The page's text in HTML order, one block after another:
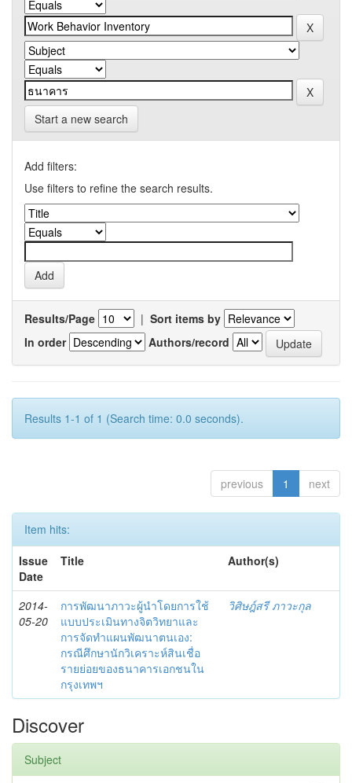
Start a new search
Add filters:
Use filters to refine the search results.
Results/Page | Sort items by
In order
Authors/record
Results 1-1 of 1 (Search time: 0.0 seconds).
previous 1 next
Item hits:
Issue
Date
Title Author(s)
2014-
05-20
การพัฒนาภาวะผู้นำโดยการใช้
แบบประเมินทางจิตวิทยาและ
การจัดทำแผนพัฒนาตนเอง:
กรณีศึกษานักวิเคราะห์สินเชื่อ
รายย่อยของธนาคารเอกชนใน
กรุงเทพฯ
วิศิษฎ์สรี ภาวะกุล
Discover
Subject